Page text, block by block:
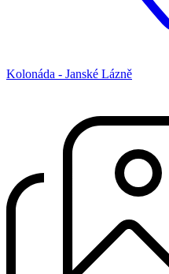
Kolonáda - Janské Lázně